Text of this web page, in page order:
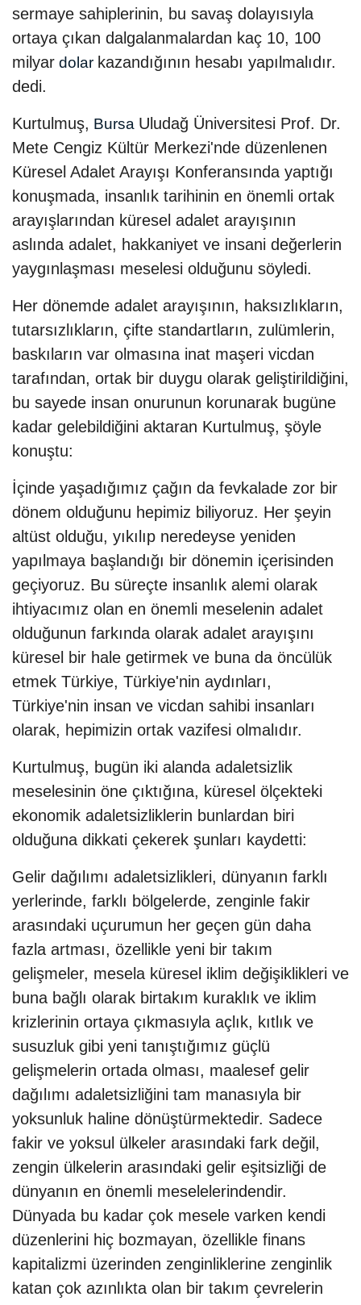
sermaye sahiplerinin, bu savaş dolayısıyla
ortaya çıkan dalgalanmalardan kaç 10, 100
milyar dolar kazandığının hesabı yapılmalıdır.
dedi.
Kurtulmuş, Bursa Uludağ Üniversitesi Prof. Dr.
Mete Cengiz Kültür Merkezi'nde düzenlenen
Küresel Adalet Arayışı Konferansında yaptığı
konuşmada, insanlık tarihinin en önemli ortak
arayışlarından küresel adalet arayışının
aslında adalet, hakkaniyet ve insani değerlerin
yaygınlaşması meselesi olduğunu söyledi.
Her dönemde adalet arayışının, haksızlıkların,
tutarsızlıkların, çifte standartların, zulümlerin,
baskıların var olmasına inat maşeri vicdan
tarafından, ortak bir duygu olarak geliştirildiğini,
bu sayede insan onurunun korunarak bugüne
kadar gelebildiğini aktaran Kurtulmuş, şöyle
konuştu:
İçinde yaşadığımız çağın da fevkalade zor bir
dönem olduğunu hepimiz biliyoruz. Her şeyin
altüst olduğu, yıkılıp neredeyse yeniden
yapılmaya başlandığı bir dönemin içerisinden
geçiyoruz. Bu süreçte insanlık alemi olarak
ihtiyacımız olan en önemli meselenin adalet
olduğunun farkında olarak adalet arayışını
küresel bir hale getirmek ve buna da öncülük
etmek Türkiye, Türkiye'nin aydınları,
Türkiye'nin insan ve vicdan sahibi insanları
olarak, hepimizin ortak vazifesi olmalıdır.
Kurtulmuş, bugün iki alanda adaletsizlik
meselesinin öne çıktığına, küresel ölçekteki
ekonomik adaletsizliklerin bunlardan biri
olduğuna dikkati çekerek şunları kaydetti:
Gelir dağılımı adaletsizlikleri, dünyanın farklı
yerlerinde, farklı bölgelerde, zenginle fakir
arasındaki uçurumun her geçen gün daha
fazla artması, özellikle yeni bir takım
gelişmeler, mesela küresel iklim değişiklikleri ve
buna bağlı olarak birtakım kuraklık ve iklim
krizlerinin ortaya çıkmasıyla açlık, kıtlık ve
susuzluk gibi yeni tanıştığımız güçlü
gelişmelerin ortada olması, maalesef gelir
dağılımı adaletsizliğini tam manasıyla bir
yoksunluk haline dönüştürmektedir. Sadece
fakir ve yoksul ülkeler arasındaki fark değil,
zengin ülkelerin arasındaki gelir eşitsizliği de
dünyanın en önemli meselelerindendir.
Dünyada bu kadar çok mesele varken kendi
düzenlerini hiç bozmayan, özellikle finans
kapitalizmi üzerinden zenginliklerine zenginlik
katan çok azınlıkta olan bir takım çevrelerin